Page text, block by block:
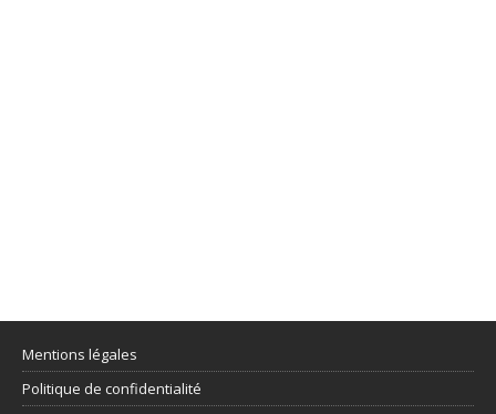
Mentions légales
Politique de confidentialité